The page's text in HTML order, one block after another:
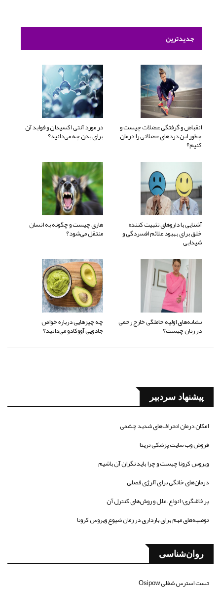
جدیدترین
انقباض و گرفتگی عضلات چیست و
چطور این دردهای عضلانی را درمان
کنیم؟
در مورد آنتی اکسیدان و فواید آن
برای بدن چه می‌دانید؟
آشنایی با داروهای تثبیت کننده
خلق برای بهبود علائم افسردگی و
شیدایی
هاری چیست و چگونه به انسان
منتقل می‌شود؟
نشانه‌های اولیه حاملگی خارج رحمی
در زنان چیست؟
چه چیزهایی درباره خواص
جادویی آووکادو می‌دانید؟
پیشنهاد سردبیر
امکان درمان انحراف‌های شدید چشمی
فروش وب سایت پزشکی تریتا
ویروس کرونا چیست و چرا باید نگران آن باشیم
درمان‌های خانگی برای آلرژی فصلی
پرخاشگری؛ انواع، علل و روش‌های کنترل آن
توصیه‌های مهم برای بارداری در زمان شیوع ویروس کرونا
روان‌شناسی
تست استرس شغلی Osipow